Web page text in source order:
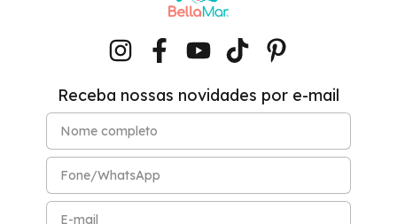
Receba nossas novidades por e-mail